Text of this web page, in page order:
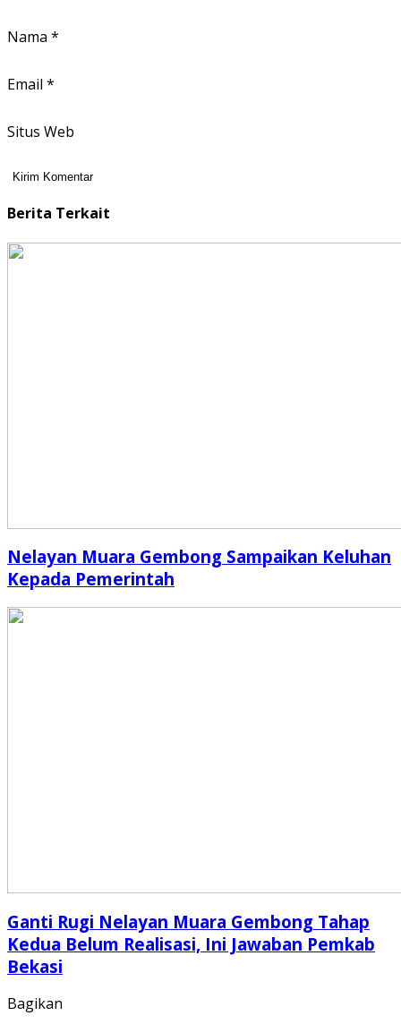
Nama *
Email *
Situs Web
Berita Terkait
Nelayan Muara Gembong Sampaikan Keluhan
Kepada Pemerintah
Ganti Rugi Nelayan Muara Gembong Tahap
Kedua Belum Realisasi, Ini Jawaban Pemkab
Bekasi
Bagikan